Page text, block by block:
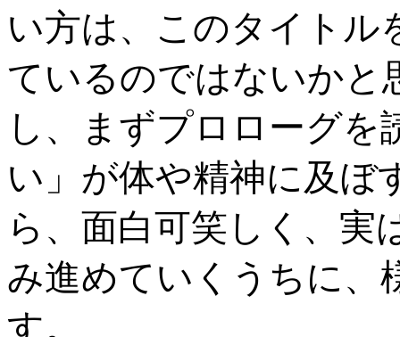
い方は、このタイトル
ているのではないかと
し、まずプロローグ
い」が体や精神に及ぼ
ら、面白可笑しく、実
み進めていくうちに、
す。